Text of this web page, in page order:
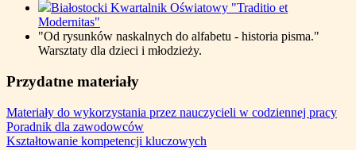
Białostocki Kwartalnik Oświatowy "Traditio et
Modernitas"
"Od rysunków naskalnych do alfabetu - historia pisma."
Warsztaty dla dzieci i młodzieży.
Przydatne materiały
Materiały do wykorzystania przez nauczycieli w codziennej pracy
Poradnik dla zawodowców
Kształtowanie kompetencji kluczowych